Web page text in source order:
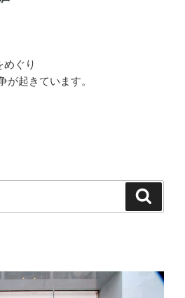
めぐり
が起きています。